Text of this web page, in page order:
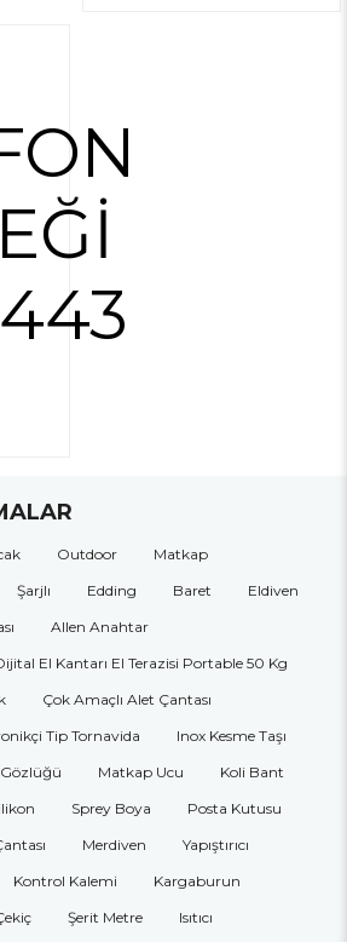
Outdoor
Matkap
Şarjlı Edding Baret
Eldiven
Allen Anahtar
El Kantarı El Terazisi Portable 50 Kg
Çok Amaçlı Alet Çantası
Tip Tornavida
Inox Kesme Taşı
Matkap Ucu
Koli Bant
Sprey Boya
Posta Kutusu
Merdiven
Yapıştırıcı
Kontrol Kalemi
Kargaburun
Şerit Metre
Isıtıcı